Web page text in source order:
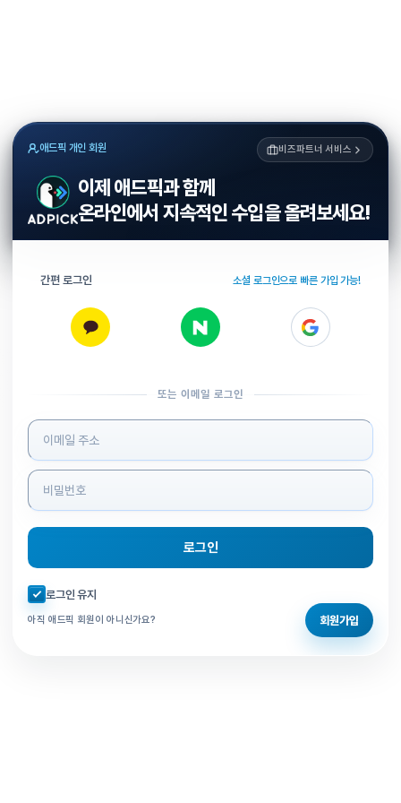
애드픽 개인 회원 비즈파트너 서비스
이제 애드픽과 함께
온라인에서 지속적인 수입을 올려보세요!
간편 로그인 소셜 로그인으로 빠른 가입 가능!
또는 이메일 로그인
로그인 정보 입력
로그인
자동로그인 체크
로그인 유지
아직 애드픽 회원이 아니신가요? 회원가입